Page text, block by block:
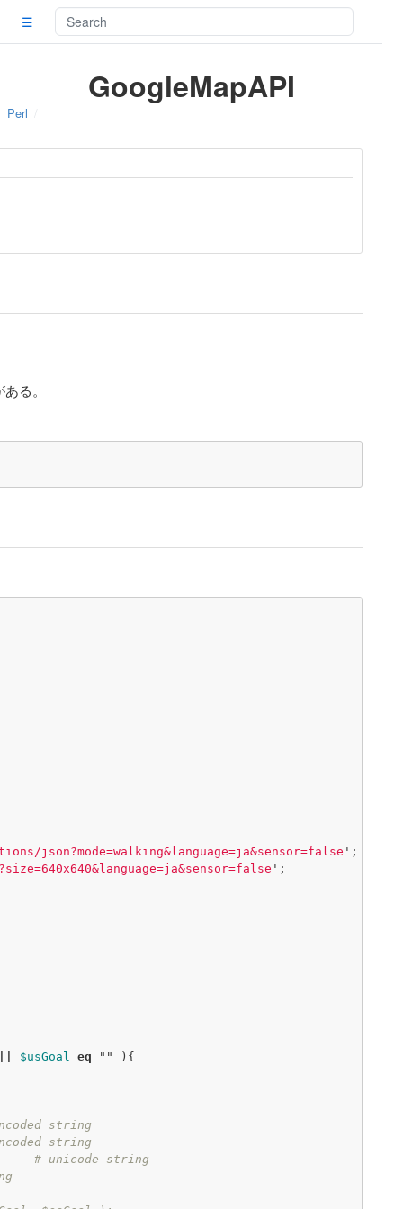
☰
GoogleMapAPI
Perl
る。
json?mode=walking&language=ja&sensor=false ';
';
$usGoal eq "" ){
string
string
# unicode string